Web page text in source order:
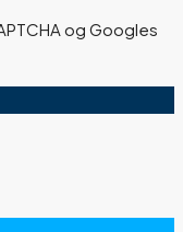
og Googles